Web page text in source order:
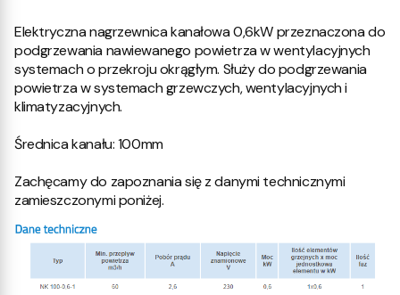
Elektryczna nagrzewnica kanałowa 0,6kW przeznaczona do
podgrzewania nawiewanego powietrza w wentylacyjnych
systemach o przekroju okrągłym. Służy do podgrzewania
powietrza w systemach grzewczych, wentylacyjnych i
klimatyzacyjnych.
Średnica kanału: 100mm
Zachęcamy do zapoznania się z danymi technicznymi
zamieszczonymi poniżej.